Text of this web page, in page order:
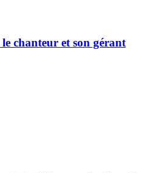
chanteur et son gérant